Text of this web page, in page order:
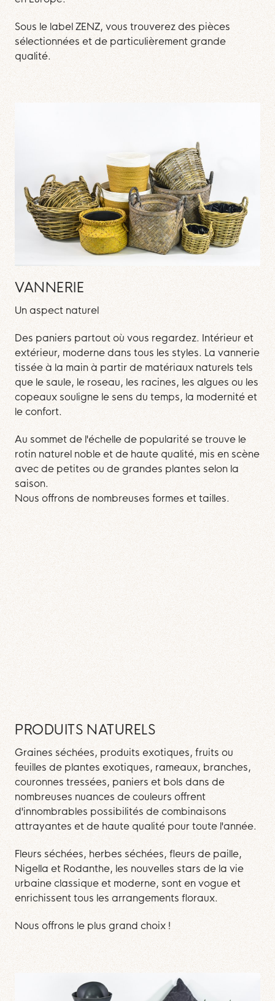
Sous le label ZENZ, vous trouverez des pièces
sélectionnées et de particulièrement grande
qualité.
VANNERIE
Un aspect naturel
Des paniers partout où vous regardez. Intérieur et
extérieur, moderne dans tous les styles. La vannerie
tissée à la main à partir de matériaux naturels tels
que le saule, le roseau, les racines, les algues ou les
copeaux souligne le sens du temps, la modernité et
le confort.
Au sommet de l'échelle de popularité se trouve le
rotin naturel noble et de haute qualité, mis en scène
avec de petites ou de grandes plantes selon la
saison.
Nous offrons de nombreuses formes et tailles.
PRODUITS NATURELS
Graines séchées, produits exotiques, fruits ou
feuilles de plantes exotiques, rameaux, branches,
couronnes tressées, paniers et bols dans de
nombreuses nuances de couleurs offrent
d'innombrables possibilités de combinaisons
attrayantes et de haute qualité pour toute l'année.
Fleurs séchées, herbes séchées, fleurs de paille,
Nigella et Rodanthe, les nouvelles stars de la vie
urbaine classique et moderne, sont en vogue et
enrichissent tous les arrangements floraux.
Nous offrons le plus grand choix !